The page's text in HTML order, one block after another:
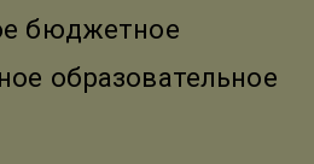
бюджетное
образовательное